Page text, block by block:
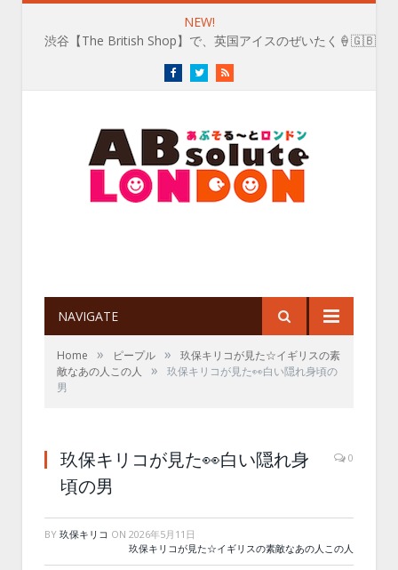
NEW!
渋谷【The British Shop】で、英国アイスのぜいたく🍦🇬🇧
FacebookTwitterRSS
NAVIGATE
Home » ピープル »
玖保キリコが見た☆イギリスの素
敵なあの人この人
»
玖保キリコが見た👀白い隠れ身頃の
男
玖保キリコが見た👀白い隠れ身
頃の男
0
BY 玖保キリコ ON 2026年5月11日
玖保キリコが見た☆イギリスの素敵なあの人この人